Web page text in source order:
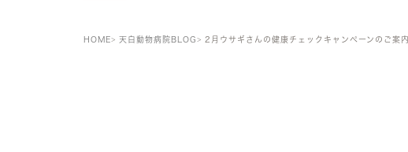
HOME 天白動物病院BLOG 2月ウサギさんの健康チェックキャンペーンのご案内